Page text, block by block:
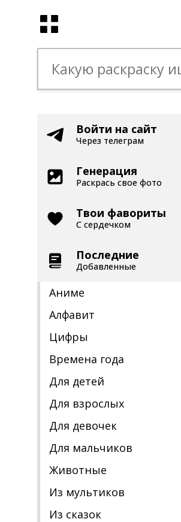
Войти на сайт
Через телеграм
Генерация
Раскрась свое фото
Твои фавориты
С сердечком
Последние
Добавленные
Аниме
Алфавит
Цифры
Времена года
Для детей
Для взрослых
Для девочек
Для мальчиков
Животные
Из мультиков
Из сказок